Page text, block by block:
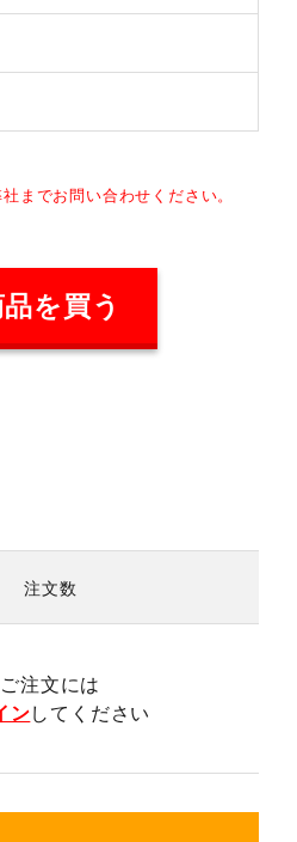
までお問い合わせください。
を買う
注文数
ご注文には
ンしてください